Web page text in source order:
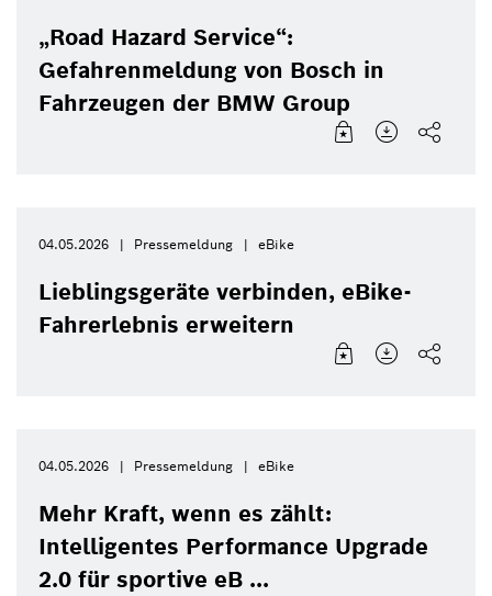
„Road Hazard Service“:
Gefahrenmeldung von Bosch in
Fahrzeugen der BMW Group
04.05.2026 Pressemeldung eBike
Lieblingsgeräte verbinden, eBike-
Fahrerlebnis erweitern
04.05.2026 Pressemeldung eBike
Mehr Kraft, wenn es zählt:
Intelligentes Performance Upgrade
2.0 für sportive eB ...